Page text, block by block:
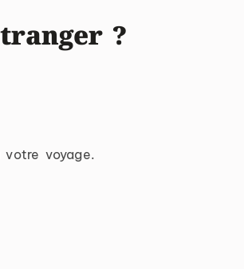
?
votre voyage.